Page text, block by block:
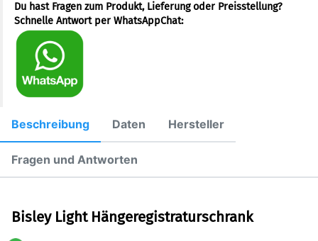
Du hast Fragen zum Produkt, Lieferung oder Preisstellung?
Schnelle Antwort per WhatsAppChat:
Beschreibung Daten Hersteller
Fragen und Antworten
Bisley Light Hängeregistraturschrank